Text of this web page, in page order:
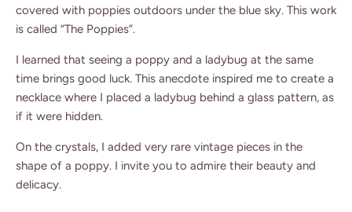
covered with poppies outdoors under the blue sky. This work
is called “The Poppies”.
I learned that seeing a poppy and a ladybug at the same
time brings good luck. This anecdote inspired me to create a
necklace where I placed a ladybug behind a glass pattern, as
if it were hidden.
On the crystals, I added very rare vintage pieces in the
shape of a poppy. I invite you to admire their beauty and
delicacy.